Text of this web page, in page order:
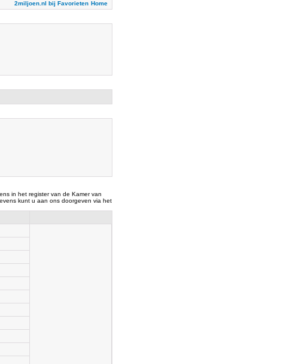
2miljoen.nl bij Favorieten Home
in het register van de Kamer van
kunt u aan ons doorgeven via het